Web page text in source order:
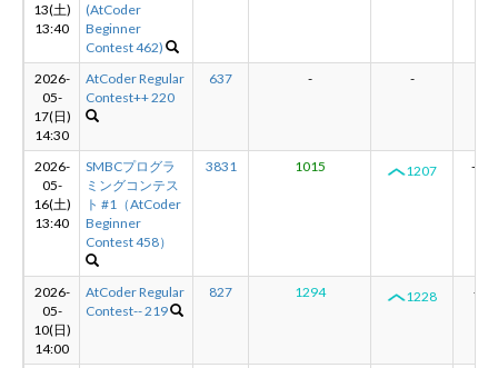
13(土)
13:40
(AtCoder
Beginner
Contest 462)
2026-
05-
17(日)
14:30
AtCoder Regular
Contest++ 220
637 - -
2026-
05-
16(土)
13:40
SMBCプログラ
ミングコンテス
ト #1（AtCoder
Beginner
Contest 458）
3831 1015 1207 -21
2026-
05-
10(日)
14:00
AtCoder Regular
Contest-- 219
827 1294 1228 +8